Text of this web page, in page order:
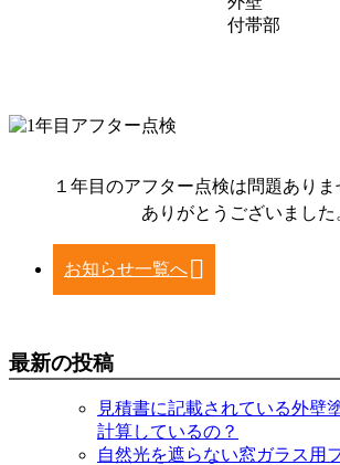
付帯部
１年目のアフター点検は問題ありま
ありがとうございました
お知らせ一覧へ
最新の投稿
見積書に記載されている外壁
計算しているの？
自然光を遮らない窓ガラス用